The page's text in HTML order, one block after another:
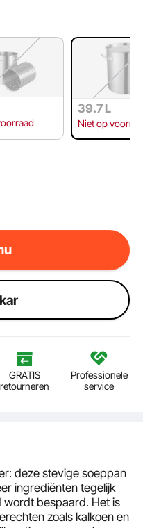
39.7 L
Niet op
GRATIS
retourneren
Professionele
service
deze stevige soeppan
ingrediënten tegelijk
bespaard. Het is
zoals kalkoen en